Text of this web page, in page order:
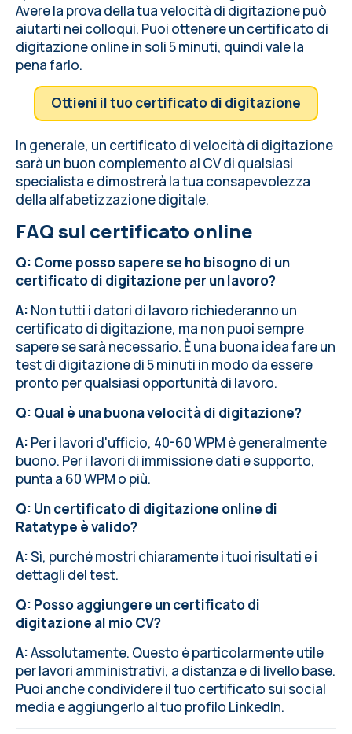
Avere la prova della tua velocità di digitazione può
aiutarti nei colloqui. Puoi ottenere un certificato di
digitazione online in soli 5 minuti, quindi vale la
pena farlo.
Ottieni il tuo certificato di digitazione
In generale, un certificato di velocità di digitazione
sarà un buon complemento al CV di qualsiasi
specialista e dimostrerà la tua consapevolezza
della alfabetizzazione digitale.
FAQ sul certificato online
Q: Come posso sapere se ho bisogno di un
certificato di digitazione per un lavoro?
A: Non tutti i datori di lavoro richiederanno un
certificato di digitazione, ma non puoi sempre
sapere se sarà necessario. È una buona idea fare un
test di digitazione di 5 minuti in modo da essere
pronto per qualsiasi opportunità di lavoro.
Q: Qual è una buona velocità di digitazione?
A: Per i lavori d'ufficio, 40-60 WPM è generalmente
buono. Per i lavori di immissione dati e supporto,
punta a 60 WPM o più.
Q: Un certificato di digitazione online di
Ratatype è valido?
A:Sì, purché mostri chiaramente i tuoi risultati e i
dettagli del test.
Q: Posso aggiungere un certificato di
digitazione al mio CV?
A:Assolutamente. Questo è particolarmente utile
per lavori amministrativi, a distanza e di livello base.
Puoi anche condividere il tuo certificato sui social
media e aggiungerlo al tuo profilo LinkedIn.